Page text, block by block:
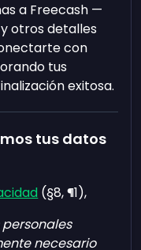
a Freecash —
otros detalles
con
tus
exitosa.
tus datos
(§8, ¶1),
necesario